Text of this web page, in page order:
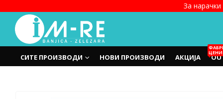
За
СИТЕ ПРОИЗВОДИ НОВИ ПРОИЗВОДИ АКЦИЈА
ЦЕНИ